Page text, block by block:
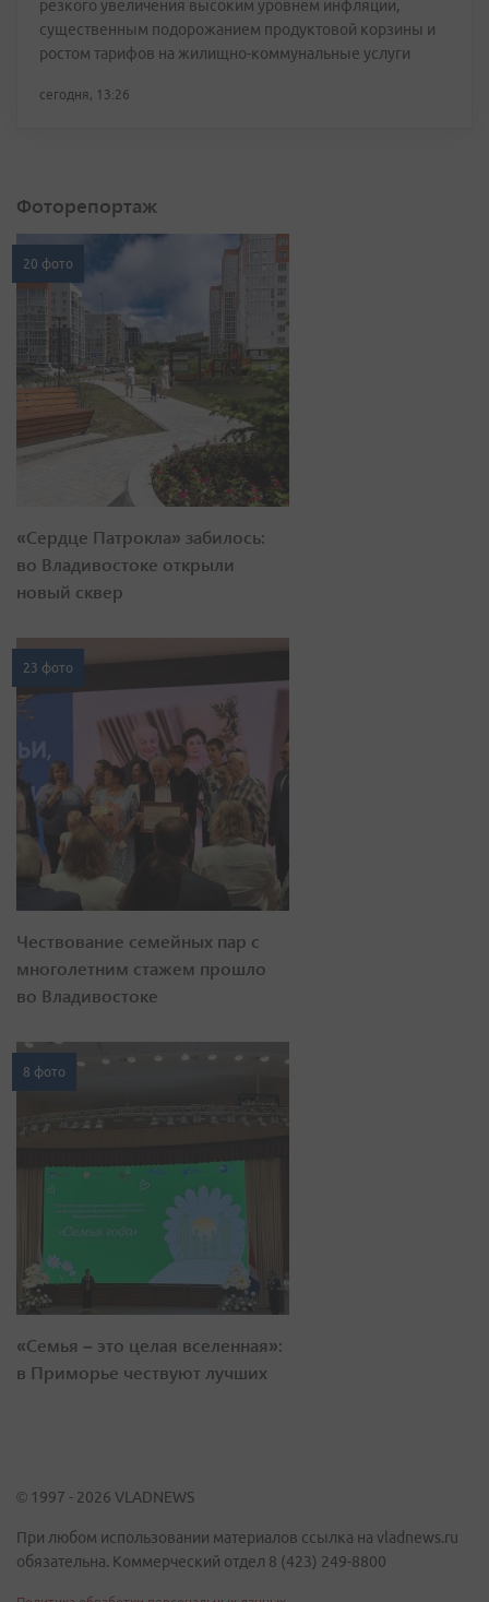
резкого увеличения высоким уровнем инфляции,
существенным подорожанием продуктовой корзины и
ростом тарифов на жилищно-коммунальные услуги
сегодня, 13:26
Фоторепортаж
20 фото
«Сердце Патрокла» забилось:
во Владивостоке открыли
новый сквер
23 фото
Чествование семейных пар с
многолетним стажем прошло
во Владивостоке
8 фото
«Семья – это целая вселенная»:
в Приморье чествуют лучших
© 1997 - 2026 VLADNEWS
При любом использовании материалов ссылка на vladnews.ru
обязательна. Коммерческий отдел 8 (423) 249-8800